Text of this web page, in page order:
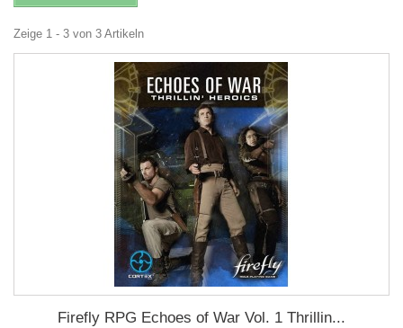
Zeige 1 - 3 von 3 Artikeln
Firefly RPG Echoes of War Vol. 1 Thrillin...